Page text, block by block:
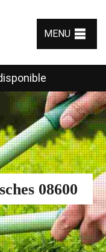
MENU
08600